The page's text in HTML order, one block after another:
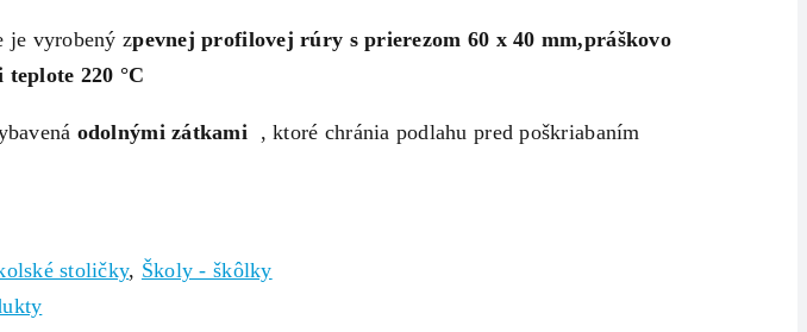
je vyrobený zpevnej profilovej rúry s prierezom 60 x 40 mm,práškovo
220 °C
odolnými zátkami , ktoré chránia podlahu pred poškriabaním
stoličky, Školy - škôlky